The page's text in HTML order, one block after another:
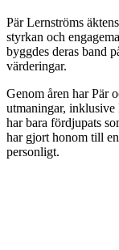
Pär Lernströms
styrkan och
byggdes deras band
värderingar.
Genom åren har Pär
utmaningar, inklusive
har bara fördjupats
har gjort honom till
personligt.